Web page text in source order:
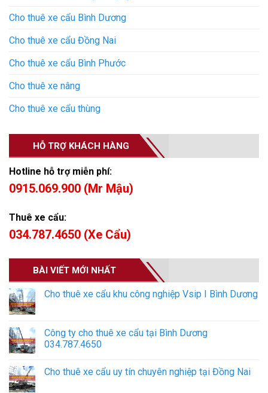
Cho thuê xe cẩu Bình Dương
Cho thuê xe cẩu Đồng Nai
Cho thuê xe cẩu Bình Phước
Cho thuê xe nâng
Cho thuê xe cẩu thùng
HỖ TRỢ KHÁCH HÀNG
Hotline hỗ trợ miễn phí:
0915.069.900 (Mr Mậu)
Thuê xe cẩu:
034.787.4650 (Xe Cẩu)
BÀI VIẾT MỚI NHẤT
Cho thuê xe cẩu khu công nghiệp Vsip I Bình Dương
Công ty cho thuê xe cẩu tại Bình Dương
034.787.4650
Cho thuê xe cẩu uy tín chuyên nghiệp tại Đồng Nai